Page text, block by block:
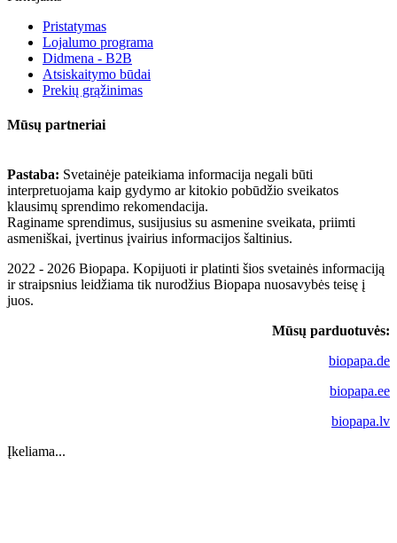
Pristatymas
Lojalumo programa
Didmena - B2B
Atsiskaitymo būdai
Prekių grąžinimas
Mūsų partneriai
Pastaba: Svetainėje pateikiama informacija negali būti
interpretuojama kaip gydymo ar kitokio pobūdžio sveikatos
klausimų sprendimo rekomendacija.
Raginame sprendimus, susijusius su asmenine sveikata, priimti
asmeniškai, įvertinus įvairius informacijos šaltinius.
2022 - 2026 Biopapa. Kopijuoti ir platinti šios svetainės informaciją
ir straipsnius leidžiama tik nurodžius Biopapa nuosavybės teisę į
juos.
Mūsų parduotuvės:
biopapa.de
biopapa.ee
biopapa.lv
Įkeliama...